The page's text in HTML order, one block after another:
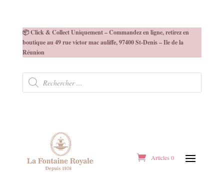
📦 Click & Collect Uniquement – Commandez en ligne, retirez en
boutique au 49 rue victor mac auliffe, 97400 St-Denis – Ile de la
Réunion
Recherche
produits
Articles 0